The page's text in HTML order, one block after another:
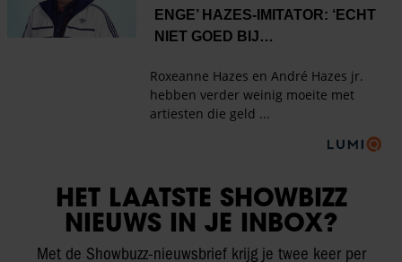
HET LAATSTE SHOWBIZZ
NIEUWS IN JE INBOX?
Met de Showbuzz-nieuwsbrief krijg je twee keer per